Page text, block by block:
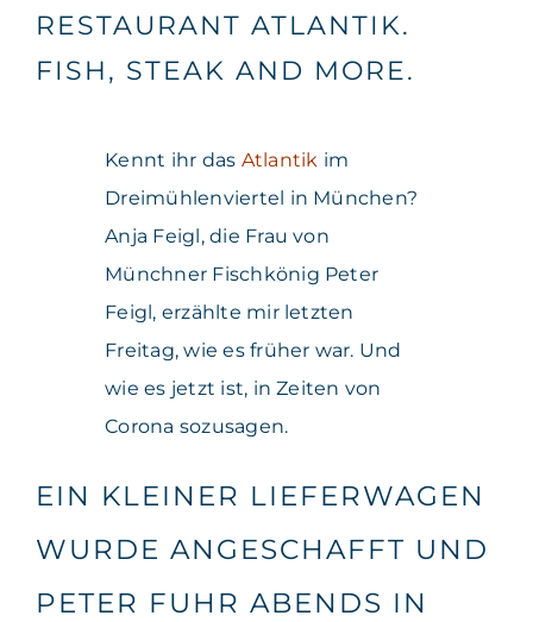
RESTAURANT ATLANTIK.
FISH, STEAK AND MORE.
Kennt ihr das Atlantik im
Dreimühlenviertel in München?
Anja Feigl, die Frau von
Münchner Fischkönig Peter
Feigl, erzählte mir letzten
Freitag, wie es früher war. Und
wie es jetzt ist, in Zeiten von
Corona sozusagen.
EIN KLEINER LIEFERWAGEN
WURDE ANGESCHAFFT UND
PETER FUHR ABENDS IN